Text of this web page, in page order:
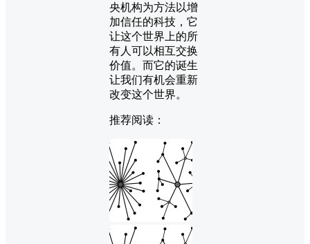
央机构为方法以增
加信任的科技，它
让这个世界上的所
有人可以相互交换
价值。而它的诞生
让我们有机会重新
改变这个世界。
推荐阅读：